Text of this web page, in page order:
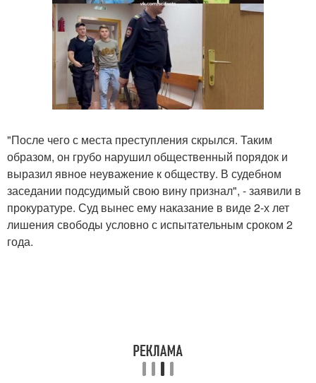
"После чего с места преступления скрылся. Таким
образом, он грубо нарушил общественный порядок и
выразил явное неуважение к обществу. В судебном
заседании подсудимый свою вину признал", - заявили в
прокуратуре. Суд вынес ему наказание в виде 2-х лет
лишения свободы условно с испытательным сроком 2
года.